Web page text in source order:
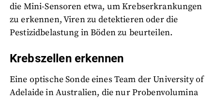
die Mini-Sensoren etwa, um Krebserkrankungen
zu erkennen, Viren zu detektieren oder die
Pestizidbelastung in Böden zu beurteilen.
Krebszellen erkennen
Eine optische Sonde eines Team der University of
Adelaide in Australien, die nur Probenvolumina